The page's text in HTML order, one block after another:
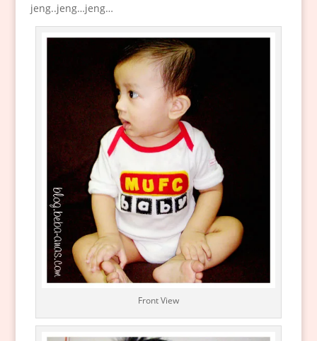
jeng..jeng…jeng…
Front View